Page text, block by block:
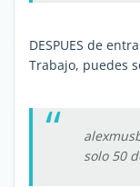
DESPUES de
Trabajo, puedes
solo 50